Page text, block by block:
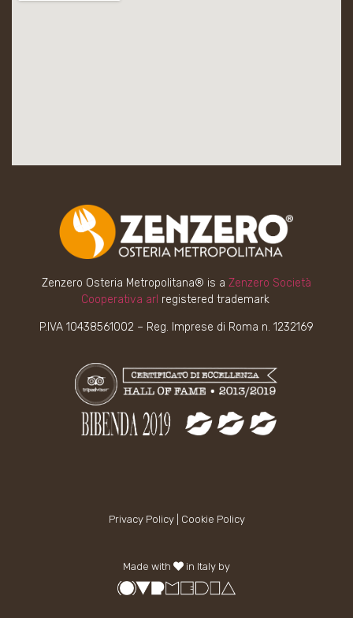
Zenzero Osteria Metropolitana® is a Zenzero Società
Cooperativa arl registered trademark
P.IVA 10438561002 – Reg. Imprese di Roma n. 1232169
Made with in Italy by
Privacy Policy| Cookie Policy